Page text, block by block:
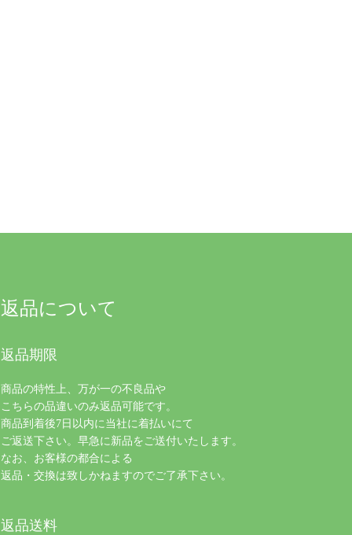
返品について
返品期限
商品の特性上、万が一の不良品や
こちらの品違いのみ返品可能です。
商品到着後7日以内に当社に着払いにて
ご返送下さい。早急に新品をご送付いたします。
なお、お客様の都合による
返品・交換は致しかねますのでご了承下さい。
返品送料